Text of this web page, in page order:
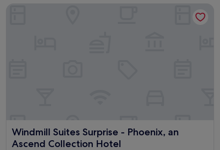
Bewertungen)
Windmill Suites Surprise - Phoenix, an
Ascend Collection Hotel
Windmill Suites Surprise - Phoenix, an Ascend Collection